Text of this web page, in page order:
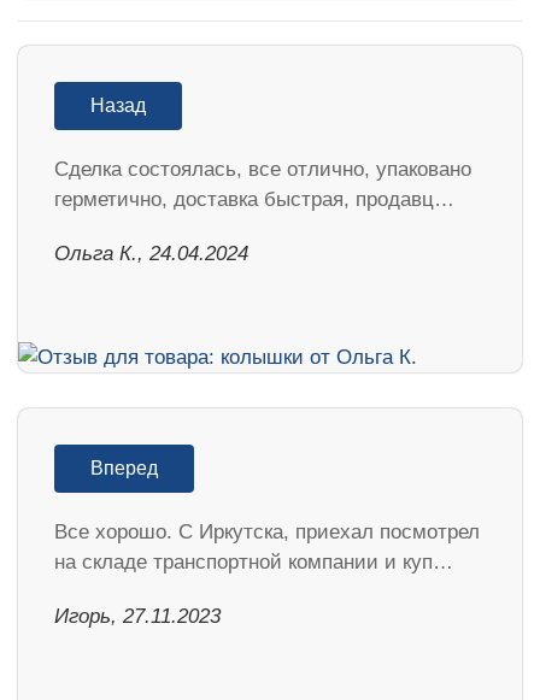
Назад
Сделка состоялась, все отлично, упаковано
герметично, доставка быстрая, продавц…
Ольга К., 24.04.2024
Вперед
Все хорошо. С Иркутска, приехал посмотрел
на складе транспортной компании и куп…
Игорь, 27.11.2023